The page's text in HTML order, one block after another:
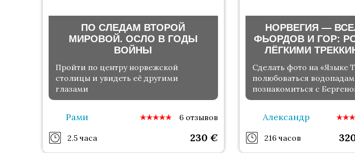
ПО СЛЕДАМ ВТОРОЙ
МИРОВОЙ. ОСЛО В ГОДЫ
ВОЙНЫ
Пройти по центру норвежской
столицы и увидеть её другими
глазами
Рами 6 отзывов
2.5 часа 230 €
НОРВЕГИЯ —
ФЬОРДОВ И ГОР:
ЛЁГКИМИ
ПРОГУЛКАМИ ПО
Сделать фото на «Языке
полюбоваться
познакомиться с
отдохнуть у моря
Александр
216 часов